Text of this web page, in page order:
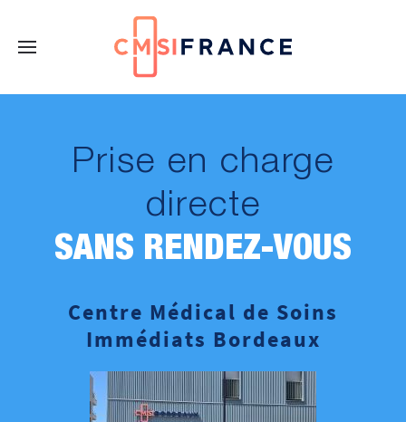
Prise en charge
directe
SANS RENDEZ-VOUS
Centre Médical de Soins
Immédiats Bordeaux